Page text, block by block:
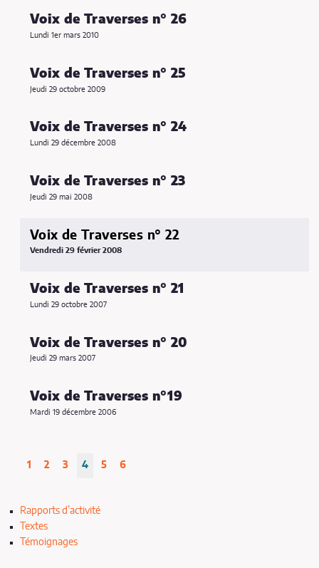
Voix de Traverses n° 26
Lundi 1er mars 2010
Voix de Traverses n° 25
Jeudi 29 octobre 2009
Voix de Traverses n° 24
Lundi 29 décembre 2008
Voix de Traverses n° 23
Jeudi 29 mai 2008
Voix de Traverses n° 22
Vendredi 29 février 2008
Voix de Traverses n° 21
Lundi 29 octobre 2007
Voix de Traverses n° 20
Jeudi 29 mars 2007
Voix de Traverses n°19
Mardi 19 décembre 2006
1 2 3 4 5 6
Rapports d’activité
Textes
Témoignages